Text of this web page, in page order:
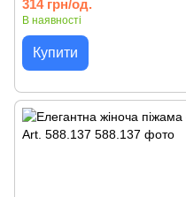
314 грн/од.
В наявності
Купити